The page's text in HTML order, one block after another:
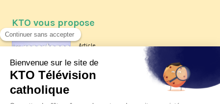
KTO vous propose
Article
Les reportages d'été 2026 de KTO
La visite pastorale du pape Léon